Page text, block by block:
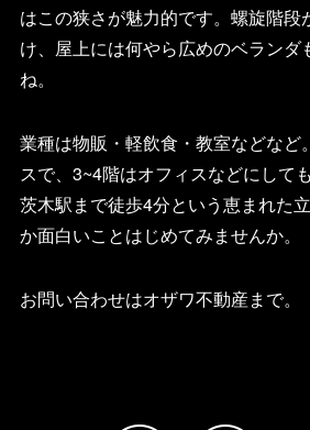
はこの狭さが魅力的です。螺旋階段
け、屋上には何やら広めのベランダ
ね。
業種は物販・軽飲食・教室などなど
スで、3~4階はオフィスなどにして
茨木駅まで徒歩4分という恵まれた
か面白いことはじめてみませんか。
お問い合わせはオザワ不動産まで。